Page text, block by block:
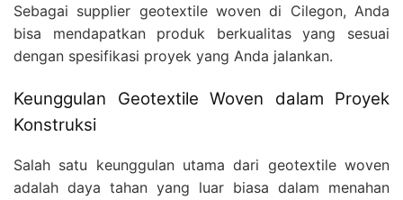
Sebagai supplier geotextile woven di Cilegon, Anda
bisa mendapatkan produk berkualitas yang sesuai
dengan spesifikasi proyek yang Anda jalankan.
Keunggulan Geotextile Woven dalam Proyek
Konstruksi
Salah satu keunggulan utama dari geotextile woven
adalah daya tahan yang luar biasa dalam menahan